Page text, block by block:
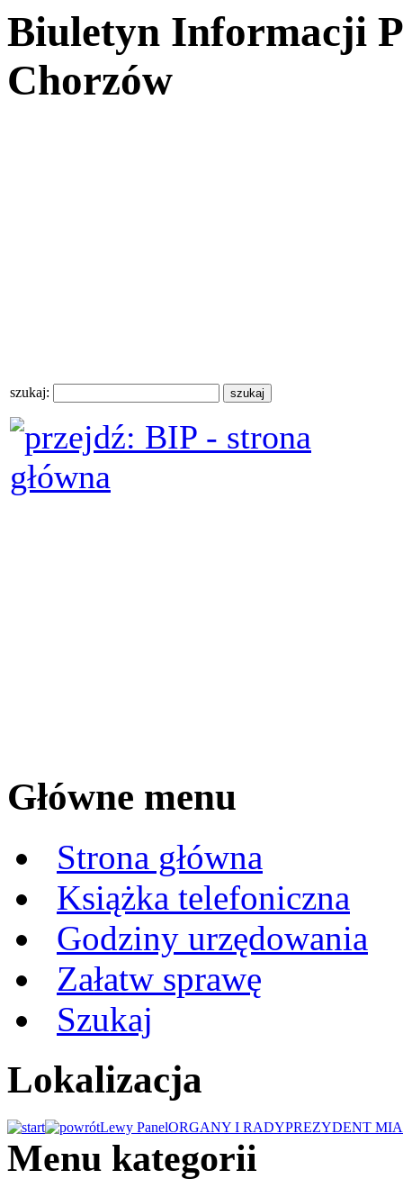
Biuletyn Informacji
Chorzów
szukaj:
Główne menu
Strona główna
Książka telefoniczna
Godziny urzędowania
Załatw sprawę
Szukaj
Lokalizacja
Lewy PanelORGANY I RADYPREZYDENT
Menu kategorii